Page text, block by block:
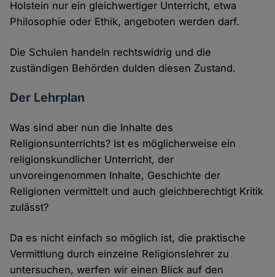
Holstein nur ein gleichwertiger Unterricht, etwa
Philosophie oder Ethik, angeboten werden darf.
Die Schulen handeln rechtswidrig und die
zuständigen Behörden dulden diesen Zustand.
Der Lehrplan
Was sind aber nun die Inhalte des
Religionsunterrichts? Ist es möglicherweise ein
religionskundlicher Unterricht, der
unvoreingenommen Inhalte, Geschichte der
Religionen vermittelt und auch gleichberechtigt Kritik
zulässt?
Da es nicht einfach so möglich ist, die praktische
Vermittlung durch einzelne Religionslehrer zu
untersuchen, werfen wir einen Blick auf den